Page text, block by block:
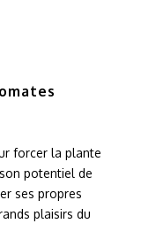
forcer la plante
potentiel de
ses propres
plaisirs du